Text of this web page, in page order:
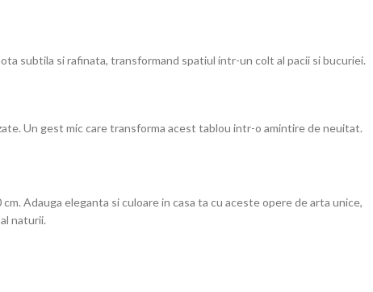
subtila si rafinata, transformand spatiul intr-un colt al pacii si bucuriei.
Un gest mic care transforma acest tablou intr-o amintire de neuitat.
Adauga eleganta si culoare in casa ta cu aceste opere de arta unice,
naturii.